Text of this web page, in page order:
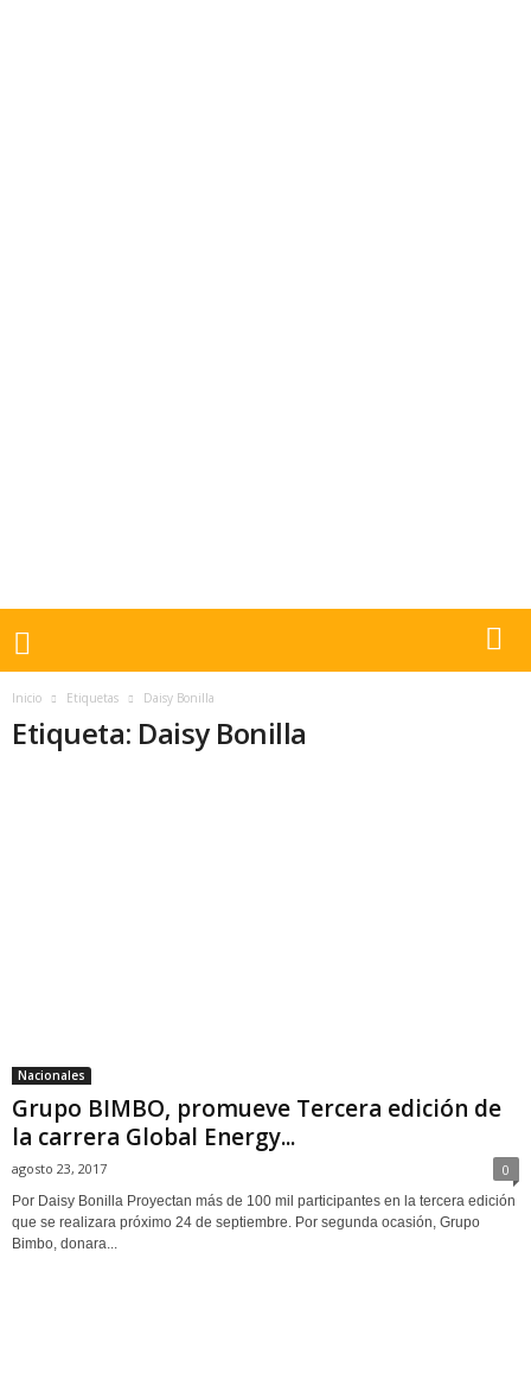
Inicio Etiquetas Daisy Bonilla
Etiqueta: Daisy Bonilla
Nacionales
Grupo BIMBO, promueve Tercera edición de
la carrera Global Energy...
agosto 23, 2017 0
Por Daisy Bonilla Proyectan más de 100 mil participantes en la tercera edición
que se realizara próximo 24 de septiembre. Por segunda ocasión, Grupo
Bimbo, donara...